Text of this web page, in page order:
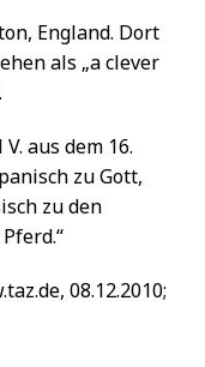
England. Dort
als „a clever
aus dem 16.
zu Gott,
zu den
08.12.2010;